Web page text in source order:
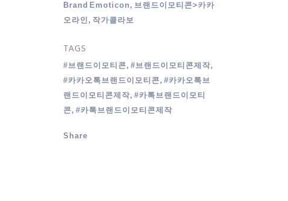
Brand Emoticon, 브랜드이모티콘>카카
오라인, 작가콜라보
TAGS
#브랜드이모티콘, #브랜드이모티콘제작,
#카카오톡브랜드이모티콘, #카카오톡브
랜드이모티콘제작, #카톡브랜드이모티
콘, #카톡브랜드이모티콘제작
Share